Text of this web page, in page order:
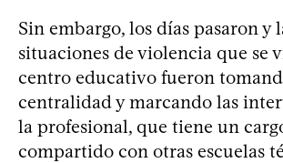
Sin embargo, los días pasaron y
situaciones de violencia que se
centro educativo fueron
centralidad y marcando las
la profesional, que tiene un
compartido con otras escuelas